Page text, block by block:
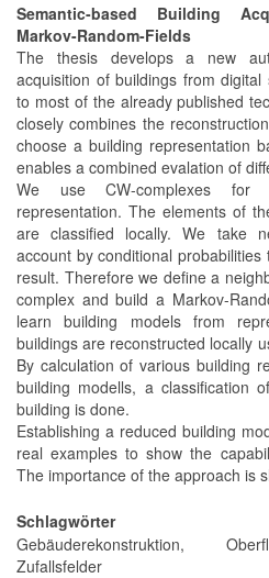
Semantic-based Building
Markov-Random-Fields
The thesis develops a new
acquisition of buildings from
to most of the already published
closely combines the
choose a building representation
enables a combined evalation of
We use CW-complexes for
representation. The elements of
are classified locally. We take
account by conditional
result. Therefore we define a
complex and build a Markov-
learn building models from
buildings are reconstructed locally
By calculation of various building
building modells, a classification
building is done.
Establishing a reduced building
real examples to show the
The importance of the approach is
Schlagwörter
Gebäuderekonstruktion,
Zufallsfelder